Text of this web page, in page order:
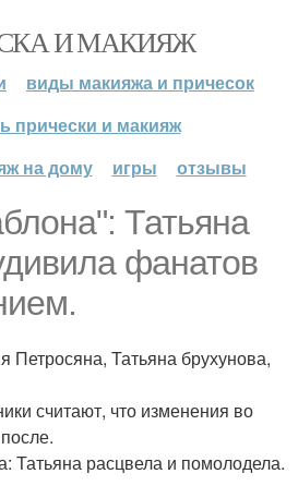
И МАКИЯЖ
виды макияжа и причесок
прически и макияж
на дому
игры отзывы
Татьяна
фанатов
Петросяна, Татьяна брухунова,
считают, что изменения во
Татьяна расцвела и помолодела.